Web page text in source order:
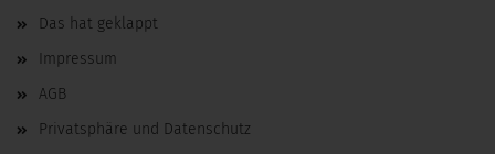
Das hat geklappt
Impressum
AGB
Privatsphäre und Datenschutz